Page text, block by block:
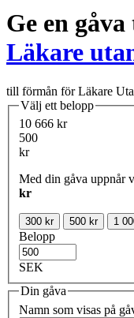
Ge en
Läkare
till förmån för Läkare
Välj ett belopp
10 666 kr
500
kr
Med din gåva uppnår
kr
300 kr 500 kr 1
Belopp
SEK
Din gåva
Namn som visas på